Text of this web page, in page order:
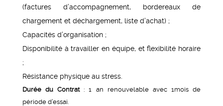
(factures d’accompagnement, bordereaux de
chargement et déchargement, liste d’achat) ;
Capacités d’organisation ;
Disponibilité à travailler en équipe, et flexibilité horaire
;
Résistance physique au stress.
Durée du Contrat: 1 an renouvelable avec 1mois de
période d’essai.